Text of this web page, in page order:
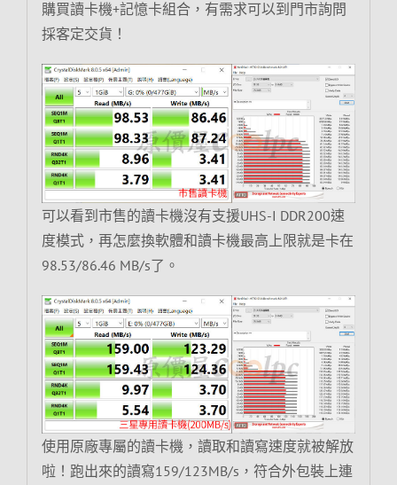
購買讀卡機+記憶卡組合，有需求可以到門市詢問
採客定交貨！
可以看到市售的讀卡機沒有支援UHS-I DDR200速
度模式，再怎麼換軟體和讀卡機最高上限就是卡在
98.53/86.46 MB/s了。
使用原廠專屬的讀卡機，讀取和讀寫速度就被解放
啦！跑出來的讀寫159/123MB/s，符合外包裝上連